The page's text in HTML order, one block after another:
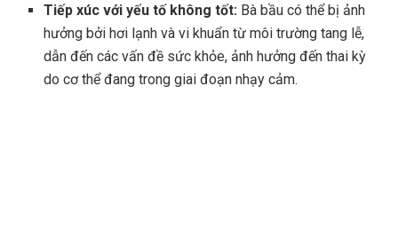
Tiếp xúc với yếu tố không tốt: Bà bầu có thể bị ảnh
hưởng bởi hơi lạnh và vi khuẩn từ môi trường tang lễ,
dẫn đến các vấn đề sức khỏe, ảnh hưởng đến thai kỳ
do cơ thể đang trong giai đoạn nhạy cảm.